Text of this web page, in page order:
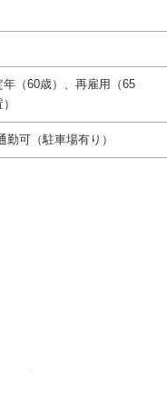
（60歳）、再雇用（65
可（駐車場有り）